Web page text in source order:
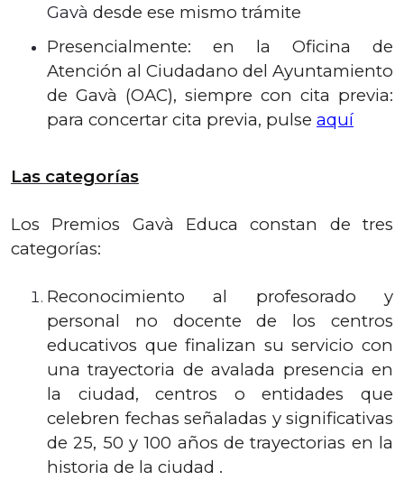
Gavà desde ese mismo trámite
Presencialmente: en la Oficina de
Atención al Ciudadano del Ayuntamiento
de Gavà (OAC), siempre con cita previa:
para concertar cita previa, pulse aquí
Las categorías
Los Premios Gavà Educa constan de tres
categorías:
Reconocimiento al profesorado y
personal no docente de los centros
educativos que finalizan su servicio con
una trayectoria de avalada presencia en
la ciudad, centros o entidades que
celebren fechas señaladas y significativas
de 25, 50 y 100 años de trayectorias en la
historia de la ciudad .